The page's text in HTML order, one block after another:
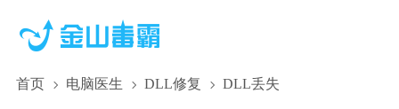
首页 电脑医生 DLL修复 DLL丢失